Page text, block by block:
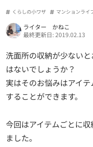
くらしの小ワザ マンションライ
ライター かねこ
最終更新日: 2019.02.13
洗面所の収納が少ない
はないでしょうか？
実はそのお悩みはアイ
することができます。
今回はアイテムごとに
ました。